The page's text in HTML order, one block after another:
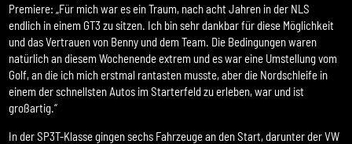
Premiere: „Für mich war es ein Traum, nach acht Jahren in der NLS
endlich in einem GT3 zu sitzen. Ich bin sehr dankbar für diese Möglichkeit
und das Vertrauen von Benny und dem Team. Die Bedingungen waren
natürlich an diesem Wochenende extrem und es war eine Umstellung vom
Golf, an die ich mich erstmal rantasten musste, aber die Nordschleife in
einem der schnellsten Autos im Starterfeld zu erleben, war und ist
großartig.“
In der SP3T-Klasse gingen sechs Fahrzeuge an den Start, darunter der VW